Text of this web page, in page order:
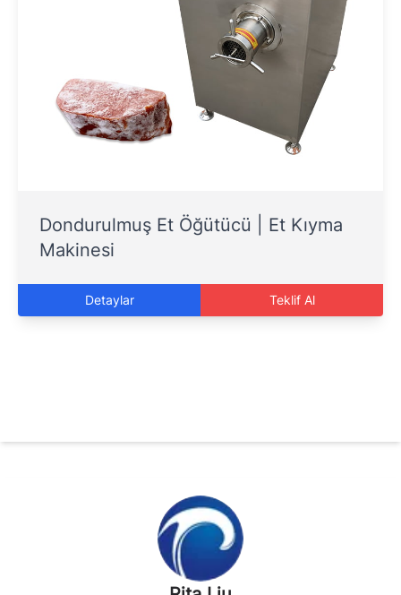
Dondurulmuş Et Öğütücü | Et Kıyma
Makinesi
Detaylar Teklif Al